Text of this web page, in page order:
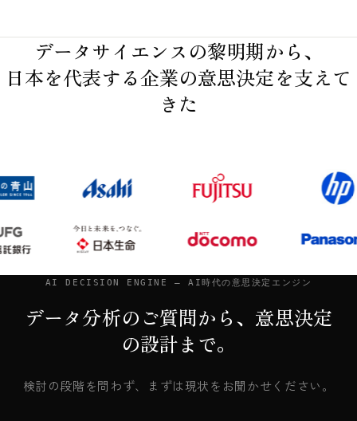
ー
ジ
データサイエンスの黎明期から、
日本を代表する企業の意思決定を支えて
きた
AI DECISION ENGINE — AI時代の意思決定エンジン
データ分析のご質問から、意思決定
の設計まで。
検討の段階を問わず、まずは現状をお聞かせください。